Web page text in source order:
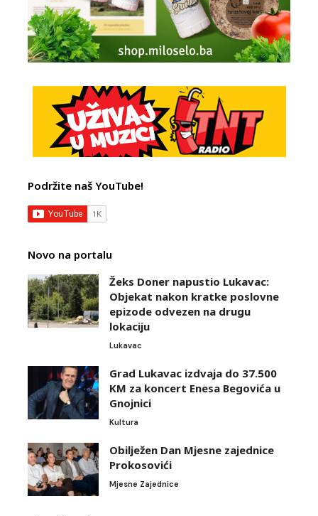
Podržite naš YouTube!
Novo na portalu
Žeks Doner napustio Lukavac:
Objekat nakon kratke poslovne
epizode odvezen na drugu
lokaciju
Lukavac
Grad Lukavac izdvaja do 37.500
KM za koncert Enesa Begovića u
Gnojnici
Kultura
Obilježen Dan Mjesne zajednice
Prokosovići
Mjesne Zajednice